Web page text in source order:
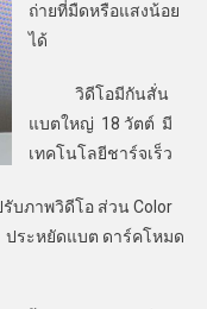
ถ่ายที่มืดหรือแสงน้อย
ได้
วิดีโอมีกันสั่น
แบตใหญ่ 18 วัตต์ มี
เทคโนโลยีชาร์จเร็ว
ภาพวิดีโอ ส่วน Color
ประหยัดแบต ดาร์คโหมด